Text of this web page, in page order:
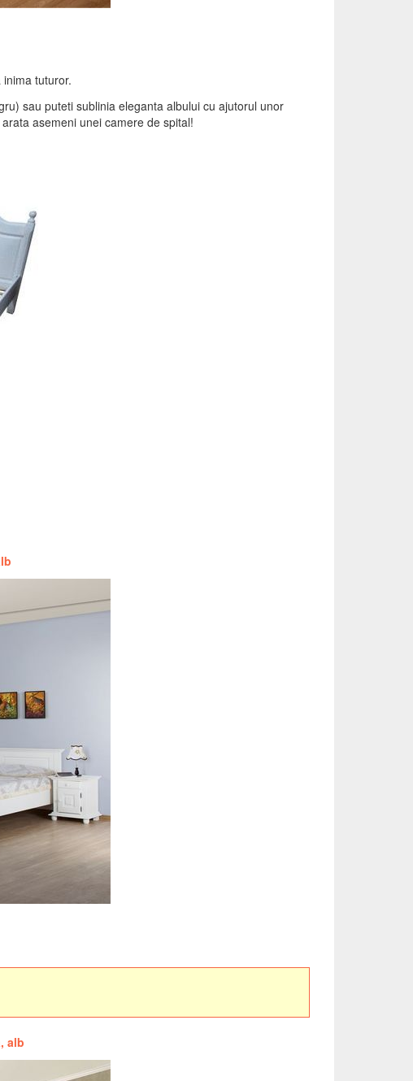
tuturor.
sau puteti sublinia eleganta albului cu ajutorul unor
asemeni unei camere de spital!
alb